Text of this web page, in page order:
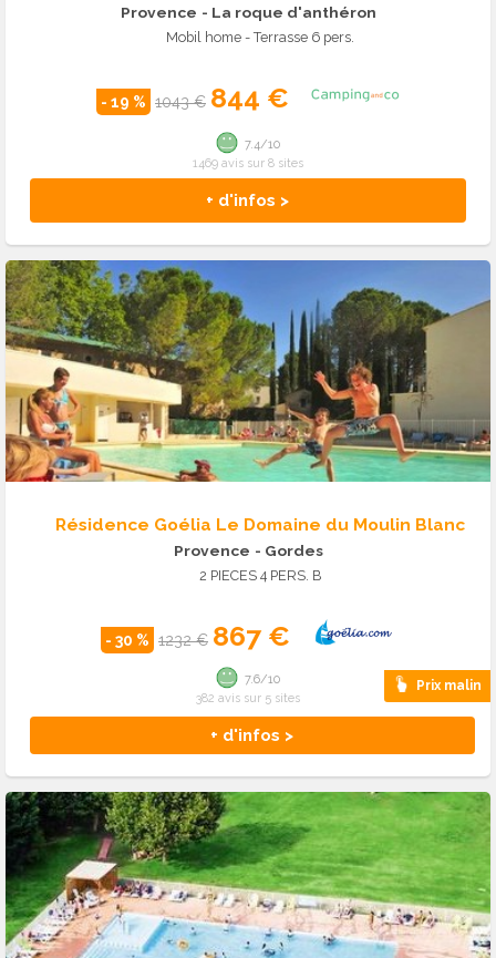
Provence - La roque d'anthéron
Mobil home - Terrasse 6 pers.
- 19 % 1043 € 844 €
+ d'infos >
7.4/10
1469 avis sur 8 sites
Résidence Goélia Le Domaine du Moulin Blanc
Provence - Gordes
2 PIECES 4 PERS. B
- 30 % 1232 € 867 €
Prix malin
+ d'infos >
7.6/10
382 avis sur 5 sites